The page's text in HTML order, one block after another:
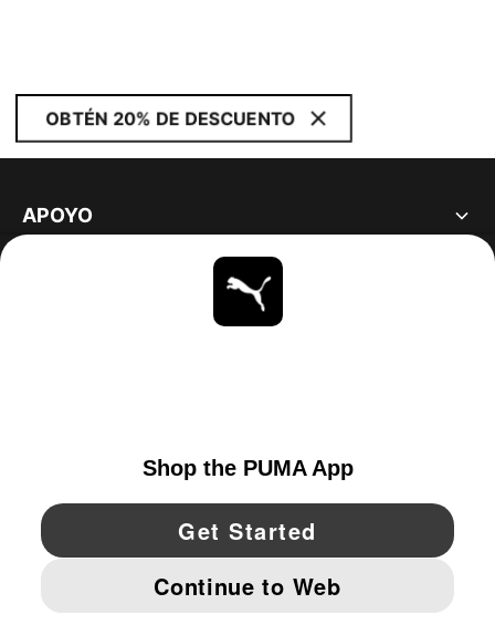
OBTÉN 20% DE DESCUENTO
APOYO
YouTube Twitter Pinterest
IMPRINT AND LEGAL DATA